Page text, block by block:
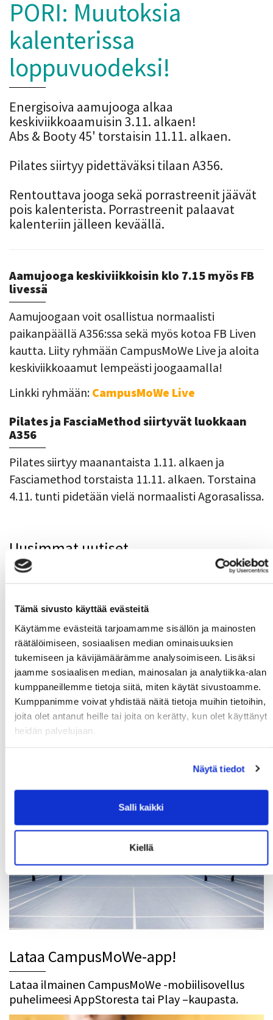
Tämä sivusto käyttää evästeitä
Käytämme evästeitä tarjoamamme sisällön ja mainosten
räätälöimiseen, sosiaalisen median ominaisuuksien
tukemiseen ja kävijämäärämme analysoimiseen. Lisäksi
jaamme sosiaalisen median, mainosalan ja analytiikka-alan
kumppaneillemme tietoja siitä, miten käytät sivustoamme.
Kumppanimme voivat yhdistää näitä tietoja muihin tietoihin,
joita olet antanut heille tai joita on kerätty, kun olet käyttänyt
heidän palvelujaan.
Näytä tiedot
Salli kaikki
Kiellä
PORI: Muutoksia
kalenterissa
loppuvuodeksi!
Energisoiva aamujooga alkaa
keskiviikkoaamuisin 3.11. alkaen!
Abs & Booty 45' torstaisin 11.11. alkaen.
Pilates siirtyy pidettäväksi tilaan A356.
Rentouttava jooga sekä porrastreenit jäävät
pois kalenterista. Porrastreenit palaavat
kalenteriin jälleen keväällä.
Aamujooga keskiviikkoisin klo 7.15 myös FB
livessä
Aamujoogaan voit osallistua normaalisti
paikanpäällä A356:ssa sekä myös kotoa FB Liven
kautta. Liity ryhmään CampusMoWe Live ja aloita
keskiviikkoaamut lempeästi joogaamalla!
Linkki ryhmään: CampusMoWe Live
Pilates ja FasciaMethod siirtyvät luokkaan
A356
Pilates siirtyy maanantaista 1.11. alkaen ja
Fasciamethod torstaista 11.11. alkaen. Torstaina
4.11. tunti pidetään vielä normaalisti Agorasalissa.
Uusimmat uutiset
24.06. Tervetuloa uudet opiskelijat!
12.06. Kuntosalien kesän aukioloajat
10.06. Wanted: Uusia ohjaajia
MoWe Kalenteri
Lataa CampusMoWe-app!
Lataa ilmainen CampusMoWe -mobiilisovellus
puhelimeesi AppStoresta tai Play –kaupasta.